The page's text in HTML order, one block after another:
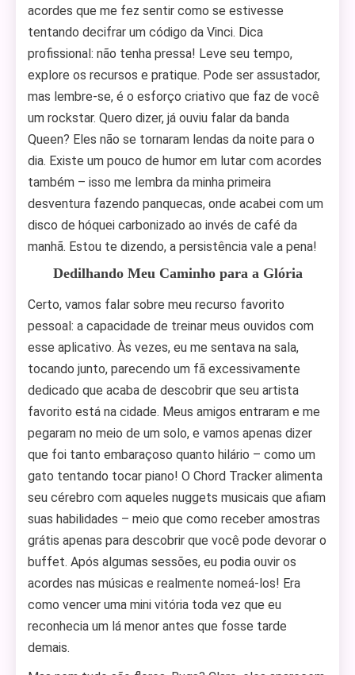
acordes que me fez sentir como se estivesse
tentando decifrar um código da Vinci. Dica
profissional: não tenha pressa! Leve seu tempo,
explore os recursos e pratique. Pode ser assustador,
mas lembre-se, é o esforço criativo que faz de você
um rockstar. Quero dizer, já ouviu falar da banda
Queen? Eles não se tornaram lendas da noite para o
dia. Existe um pouco de humor em lutar com acordes
também – isso me lembra da minha primeira
desventura fazendo panquecas, onde acabei com um
disco de hóquei carbonizado ao invés de café da
manhã. Estou te dizendo, a persistência vale a pena!
Dedilhando Meu Caminho para a Glória
Certo, vamos falar sobre meu recurso favorito
pessoal: a capacidade de treinar meus ouvidos com
esse aplicativo. Às vezes, eu me sentava na sala,
tocando junto, parecendo um fã excessivamente
dedicado que acaba de descobrir que seu artista
favorito está na cidade. Meus amigos entraram e me
pegaram no meio de um solo, e vamos apenas dizer
que foi tanto embaraçoso quanto hilário – como um
gato tentando tocar piano! O Chord Tracker alimenta
seu cérebro com aqueles nuggets musicais que afiam
suas habilidades – meio que como receber amostras
grátis apenas para descobrir que você pode devorar o
buffet. Após algumas sessões, eu podia ouvir os
acordes nas músicas e realmente nomeá-los! Era
como vencer uma mini vitória toda vez que eu
reconhecia um lá menor antes que fosse tarde
demais.